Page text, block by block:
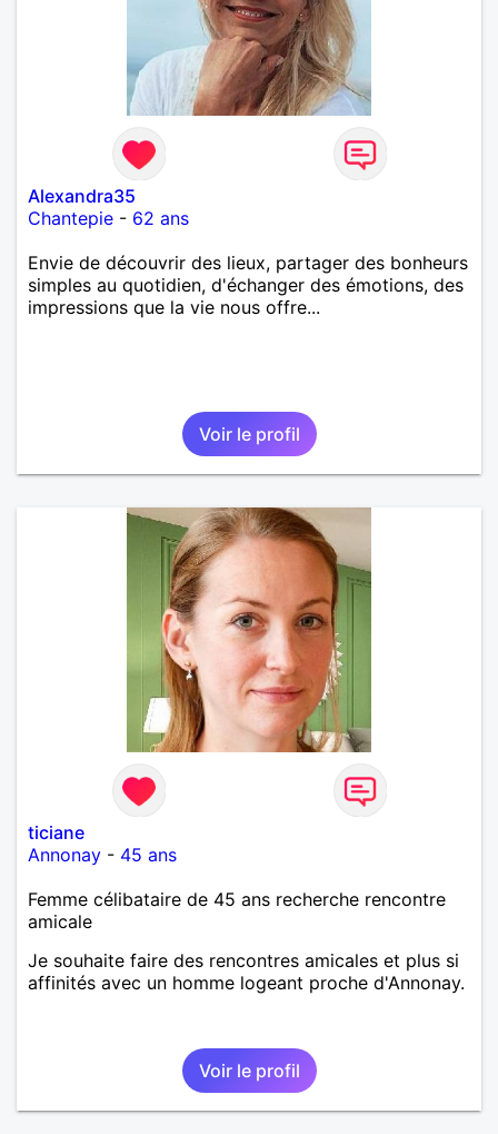
Alexandra35
Chantepie - 62 ans
Envie de découvrir des lieux, partager des bonheurs
simples au quotidien, d'échanger des émotions, des
impressions que la vie nous offre...
Voir le profil
ticiane
Annonay - 45 ans
Femme célibataire de 45 ans recherche rencontre
amicale
Je souhaite faire des rencontres amicales et plus si
affinités avec un homme logeant proche d'Annonay.
Voir le profil